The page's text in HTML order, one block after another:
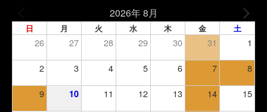
2026年 8月
日 月 火 水 木 金 土
26 27 28 29 30 31 1
2 3 4 5 6 7 8
9 10 11 12 13 14 15